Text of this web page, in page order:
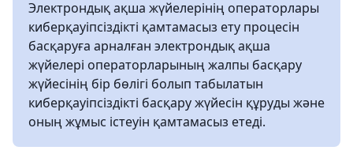
Электрондық ақша жүйелерінің операторлары
киберқауіпсіздікті қамтамасыз ету процесін
басқаруға арналған электрондық ақша
жүйелері операторларының жалпы басқару
жүйесінің бір бөлігі болып табылатын
киберқауіпсіздікті басқару жүйесін құруды және
оның жұмыс істеуін қамтамасыз етеді.